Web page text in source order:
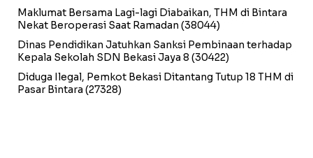
Maklumat Bersama Lagi-lagi Diabaikan, THM di Bintara
Nekat Beroperasi Saat Ramadan (38044)
Dinas Pendidikan Jatuhkan Sanksi Pembinaan terhadap
Kepala Sekolah SDN Bekasi Jaya 8 (30422)
Diduga Ilegal, Pemkot Bekasi Ditantang Tutup 18 THM di
Pasar Bintara (27328)